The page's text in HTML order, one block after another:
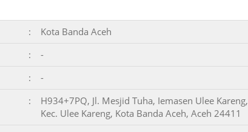
:
Kota Banda Aceh
:
-
:
-
:
H934+7PQ, Jl. Mesjid Tuha, Iemasen Ulee Kareng,
Kec. Ulee Kareng, Kota Banda Aceh, Aceh 24411